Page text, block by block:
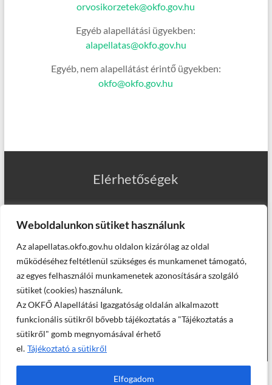
Weboldalunkon sütiket használunk
Az alapellatas.okfo.gov.hu oldalon kizárólag az oldal
működéséhez feltétlenül szükséges és munkamenet támogató,
az egyes felhasználói munkamenetek azonosítására szolgáló
sütiket (cookies) használunk.
Az OKFŐ Alapellátási Igazgatóság oldalán alkalmazott
funkcionális sütikről bővebb tájékoztatás a "Tájékoztatás a
sütikről" gomb megnyomásával érhető
el. Tájékoztató a sütikről
Elfogadom
orvosikorzetek@okfo.gov.hu
Egyéb alapellátási ügyekben:
alapellatas@okfo.gov.hu
Egyéb, nem alapellátást érintő ügyekben:
okfo@okfo.gov.hu
Elérhetőségek
Munkatársaink
Helyettesítő háziorvosaink